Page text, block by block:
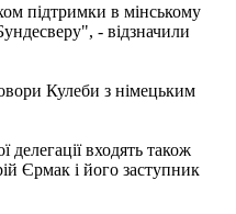
підтримки в мінському
- відзначили
Кулеби з німецьким
делегації входять також
Єрмак і його заступник